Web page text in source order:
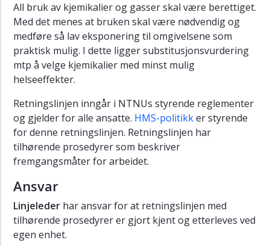
Kjemisk
og
biologisk
arbeidsmiljø
Retningslinje
for
og
bruk
av
kjemikalier
gasser
Prosedyre
for
anskaffelse
og
lagring
All bruk av kjemikalier og gasser skal være berettiget.
Med det menes at bruken skal være nødvendig og
medføre så lav eksponering til omgivelsene som
praktisk mulig. I dette ligger substitusjonsvurdering
mtp å velge kjemikalier med minst mulig
helseeffekter.
Retningslinjen inngår i NTNUs styrende reglementer
og gjelder for alle ansatte. HMS-politikker styrende
for denne retningslinjen. Retningslinjen har
tilhørende prosedyrer som beskriver
fremgangsmåter for arbeidet.
Ansvar
Linjeleder har ansvar for at retningslinjen med
tilhørende prosedyrer er gjort kjent og etterleves ved
egen enhet.